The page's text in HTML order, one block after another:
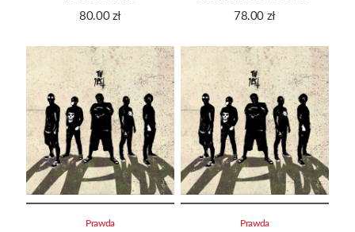
80.00 zł
78.00 zł
Prawda Prawda